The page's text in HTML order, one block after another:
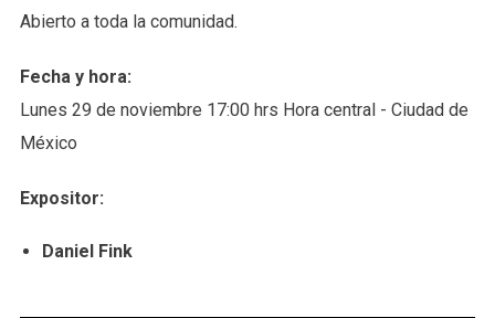
Abierto a toda la comunidad.
Fecha y hora:
Lunes 29 de noviembre 17:00 hrs Hora central - Ciudad de
México
Expositor:
Daniel Fink